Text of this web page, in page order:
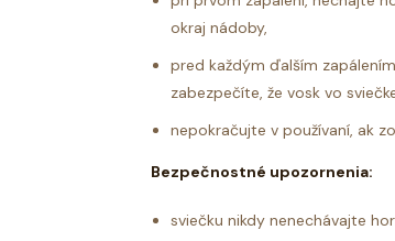
okraj nádoby,
pred každým ďalším
zabezpečíte, že vosk vo
nepokračujte v používaní, ak
Bezpečnostné upozornenia:
sviečku nikdy nenechávajte